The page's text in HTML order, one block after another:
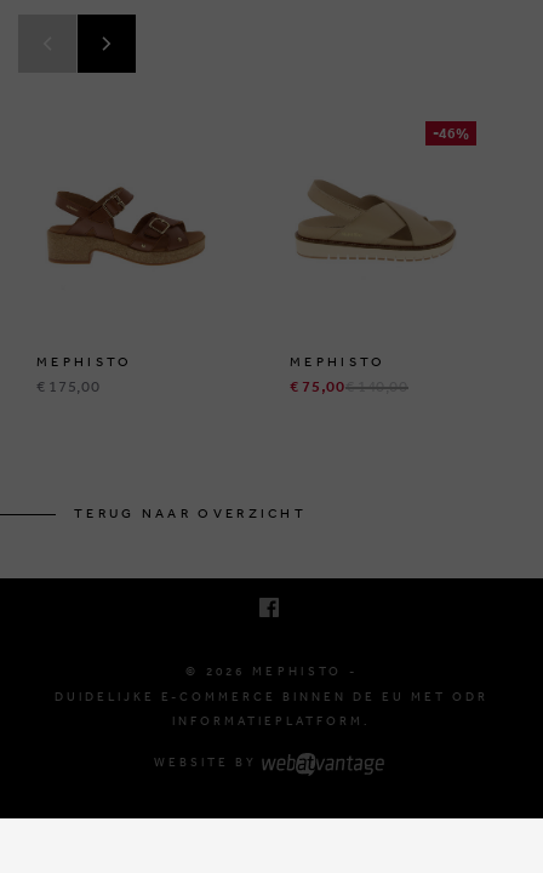
MEPHISTO
€ 175,00
-46%
MEPHISTO
€ 75,00€ 140,00
TERUG NAAR OVERZICHT
© 2026 MEPHISTO -
DUIDELIJKE E-COMMERCE BINNEN DE EU MET ODR
INFORMATIEPLATFORM.
WEBSITE BY